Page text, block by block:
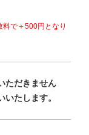
料で＋500円 となり
ただきません
たします。